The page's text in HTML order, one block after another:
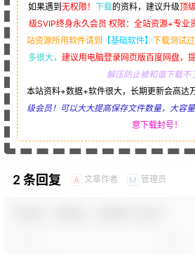
如果遇到 无权限！ 下载的资料，建议升级顶
级SVIP终身永久会员 权限： 全站资源+专业
站资源所用软件请到
【基础软件】 下载测试
多很大， 建议用电脑登录网页版百度网盘，
解压防止被和谐下载不
本站资料+数据+软件很大，长期更新会高达万
级会员！可以大大提高保存文件数量，大容
意下载封号！
2 条回复 A 文章作者 M 管理员